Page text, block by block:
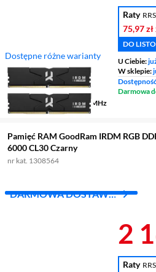
Dostępne różne warianty
Przeznaczenie komputery
Typ
DDR5
Liczba kości 2 x 16 GB
Częstotliwość pracy
6000 MHz
Raty
75,97 zł
DO
U Ciebie:
W sklepie:
Darmowa
Pamięć RAM GoodRam IRDM RGB
6000 CL30 Czarny
nr kat. 1308564
DARMOWA DOSTAWA
2
Raty